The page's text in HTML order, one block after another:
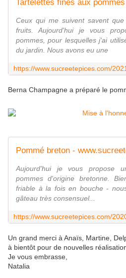
Ceux qui me suivent savent
fruits. Aujourd'hui je vous
pommes, pour lesquelles j'ai
du jardin. Nous avons eu une
Berna Champagne a préparé le
Pommé breton -
Aujourd'hui je vous propose
pommes d'origine bretonne.
friable à la fois en bouche -
gâteau très consensuel...
Un grand merci à Anaïs, Martine,
à bientôt pour de nouvelles
Je vous embrasse,
Natalia